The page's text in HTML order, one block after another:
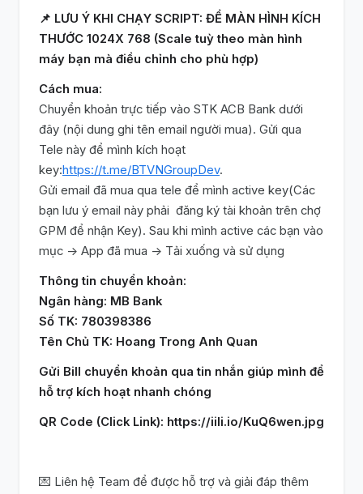
📌 LƯU Ý KHI CHẠY SCRIPT: ĐỂ MÀN HÌNH KÍCH
THƯỚC 1024X 768 (Scale tuỳ theo màn hình
máy bạn mà điều chỉnh cho phù hợp)
Cách mua:
Chuyển khoản trực tiếp vào STK ACB Bank dưới
đây (nội dung ghi tên email người mua). Gửi qua
Tele này để mình kích hoạt
key:https://t.me/BTVNGroupDev.
Gửi email đã mua qua tele để mình active key(Các
bạn lưu ý email này phải đăng ký tài khoản trên chợ
GPM để nhận Key). Sau khi mình active các bạn vào
mục -> App đã mua -> Tải xuống và sử dụng
Thông tin chuyển khoản:
Ngân hàng: MB Bank
Số TK: 780398386
Tên Chủ TK: Hoang Trong Anh Quan
Gửi Bill chuyển khoản qua tin nhắn giúp mình để
hỗ trợ kích hoạt nhanh chóng
QR Code (Click Link): https://iili.io/KuQ6wen.jpg
💌 Liên hệ Team để được hỗ trợ và giải đáp thêm